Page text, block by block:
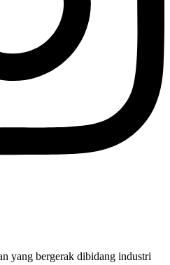
yang bergerak dibidang industri